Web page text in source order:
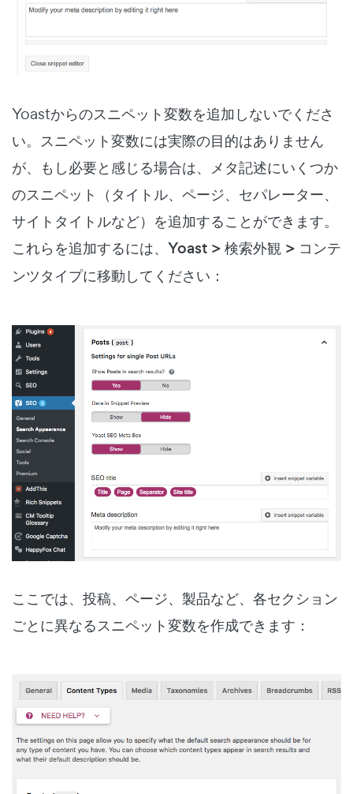
Yoastからのスニペット変数を追加しないでくださ
い。スニペット変数には実際の目的はありません
が、もし必要と感じる場合は、メタ記述にいくつか
のスニペット（タイトル、ページ、セパレーター、
サイトタイトルなど）を追加することができます。
これらを追加するには、 Yoast > 検索外観 > コンテ
ンツタイプに移動してください：
ここでは、投稿、ページ、製品など、各セクション
ごとに異なるスニペット変数を作成できます：